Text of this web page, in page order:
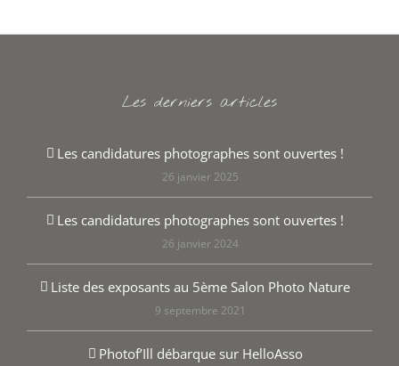
Les derniers articles
Les candidatures photographes sont ouvertes !
26 janvier 2025
Les candidatures photographes sont ouvertes !
26 janvier 2024
Liste des exposants au 5ème Salon Photo Nature
9 septembre 2021
Photof’Ill débarque sur HelloAsso